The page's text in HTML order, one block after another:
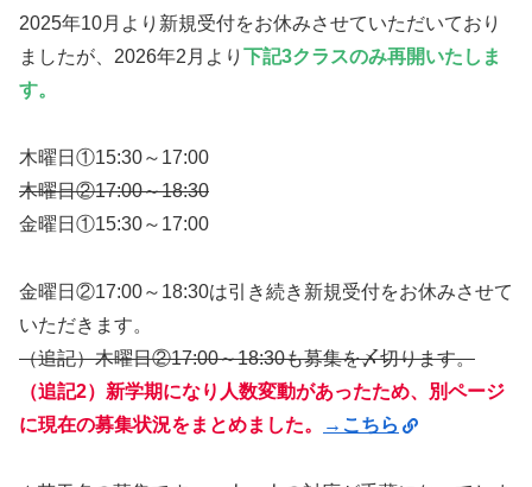
2025年10月より新規受付をお休みさせていただいており
ましたが、2026年2月より
下記3クラスのみ再開いたしま
す。
木曜日①15:30～17:00
木曜日②17:00～18:30
金曜日①15:30～17:00
金曜日②17:00～18:30は引き続き新規受付をお休みさせて
いただきます。
（追記）木曜日②17:00～18:30も募集を〆切ります。
（追記2）新学期になり人数変動があったため、別ページ
に現在の募集状況をまとめました。
→こちら